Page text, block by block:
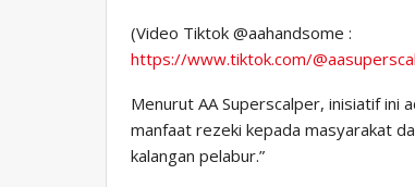
(Video Tiktok @aahandsome :
https://www.tiktok.com/
Menurut AA Superscalper, inisiatif ini
manfaat rezeki kepada masyarakat
kalangan pelabur.”